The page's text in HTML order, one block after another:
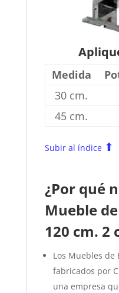
Medida
30 cm.
45 cm.
Subir al índice ⬆
¿Por qué
Mueble
120 cm. 2
Los Muebles de
fabricados por
una empresa